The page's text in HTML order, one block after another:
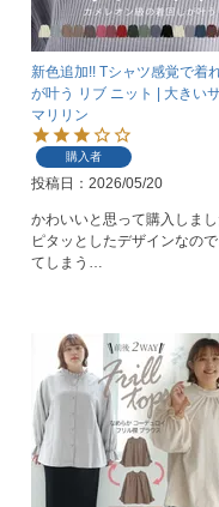
新色追加!! Tシャツ感覚で着
が叶う リブ ニット | 大きい
マリリン
購入者
投稿日 2026/05/20
かわいいと思って購入しまし
ピタッとしたデザインなの
てしまう…